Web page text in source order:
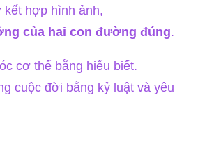
kết hợp hình ảnh,
của hai con đường đúng.
cơ thể bằng hiểu biết.
cuộc đời bằng kỷ luật và yêu